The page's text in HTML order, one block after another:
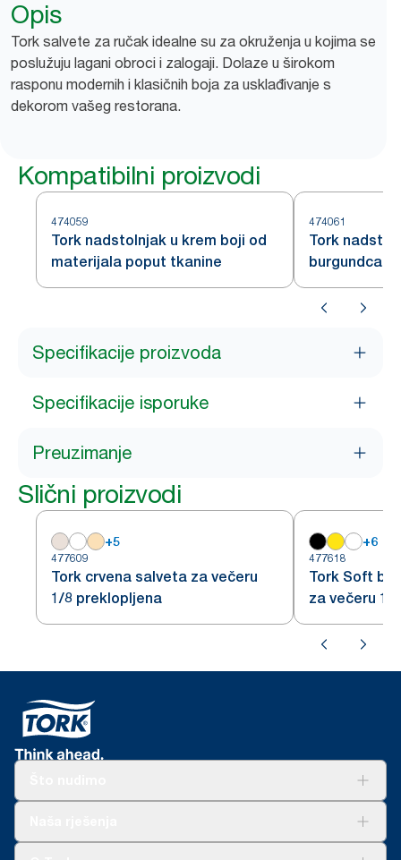
Opis
Tork salvete za ručak idealne su za okruženja u kojima se
poslužuju lagani obroci i zalogaji. Dolaze u širokom
rasponu modernih i klasičnih boja za usklađivanje s
dekorom vašeg restorana.
Kompatibilni proizvodi
474059
Tork nadstolnjak u krem boji od
materijala poput tkanine
474061
Tork
burgundca
tkanine
Specifikacije proizvoda
Specifikacije isporuke
Preuzimanje
Slični proizvodi
+5
477609
Tork crvena salveta za večeru
1/8 preklopljena
+6
477618
Tork Soft
za večeru 1/